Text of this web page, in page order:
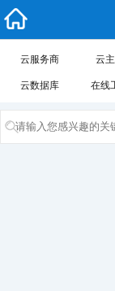
云服务商 云
云数据库 在线